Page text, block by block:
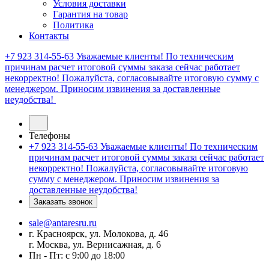
Условия доставки
Гарантия на товар
Политика
Контакты
+7 923 314-55-63 Уважаемые клиенты! По техническим
причинам расчет итоговой суммы заказа сейчас работает
некорректно! Пожалуйста, согласовывайте итоговую сумму с
менеджером. Приносим извинения за доставленные
неудобства!
Телефоны
+7 923 314-55-63 Уважаемые клиенты! По техническим
причинам расчет итоговой суммы заказа сейчас работает
некорректно! Пожалуйста, согласовывайте итоговую
сумму с менеджером. Приносим извинения за
доставленные неудобства!
Заказать звонок
sale@antaresru.ru
г. Красноярск, ул. Молокова, д. 46
г. Москва, ул. Вернисажная, д. 6
Пн - Пт: с 9:00 до 18:00